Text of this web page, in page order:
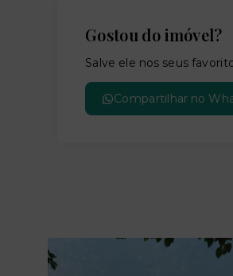
Gostou do imóvel?
Salve ele nos seus
Compartilhar no